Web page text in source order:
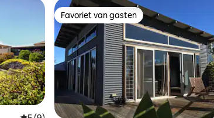
Favoriet van gasten
Favoriet van gasten